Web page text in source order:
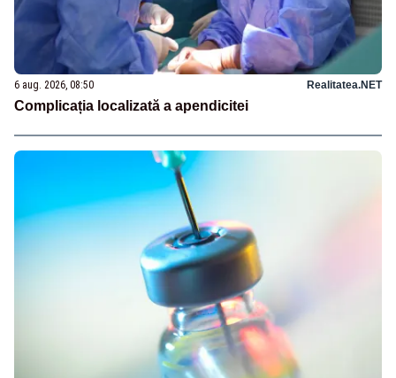
6 aug. 2026, 08:50 Realitatea.NET
Complicația localizată a apendicitei